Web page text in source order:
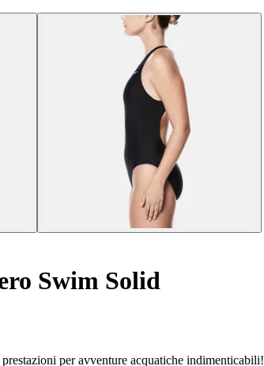
Swim Solid
per avventure acquatiche indimenticabili!